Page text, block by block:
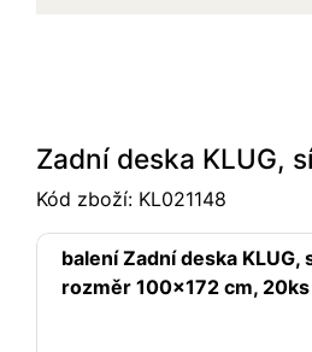
Zadní deska KLUG,
Kód zboží: KL021148
balení Zadní deska KLUG,
rozměr 100x172 cm, 20ks